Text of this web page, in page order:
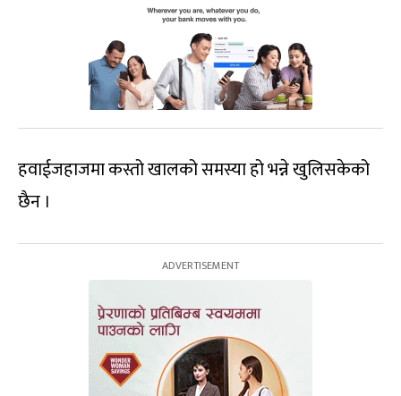
हवाईजहाजमा कस्तो खालको समस्या हो भन्ने खुलिसकेको
छैन ।